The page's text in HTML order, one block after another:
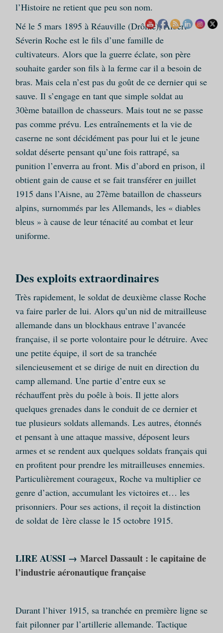
l’Histoire ne retient que peu son nom.
Né le 5 mars 1895 à Réauville (Drôme), Albert
Séverin Roche est le fils d’une famille de
cultivateurs. Alors que la guerre éclate, son père
souhaite garder son fils à la ferme car il a besoin de
bras. Mais cela n’est pas du goût de ce dernier qui se
sauve. Il s’engage en tant que simple soldat au
30ème bataillon de chasseurs. Mais tout ne se passe
pas comme prévu. Les entraînements et la vie de
caserne ne sont décidément pas pour lui et le jeune
soldat déserte pensant qu’une fois rattrapé, sa
punition l’enverra au front. Mis d’abord en prison, il
obtient gain de cause et se fait transférer en juillet
1915 dans l’Aisne, au 27ème bataillon de chasseurs
alpins, surnommés par les Allemands, les « diables
bleus » à cause de leur ténacité au combat et leur
uniforme.
Des exploits extraordinaires
Très rapidement, le soldat de deuxième classe Roche
va faire parler de lui. Alors qu’un nid de mitrailleuse
allemande dans un blockhaus entrave l’avancée
française, il se porte volontaire pour le détruire. Avec
une petite équipe, il sort de sa tranchée
silencieusement et se dirige de nuit en direction du
camp allemand. Une partie d’entre eux se
réchauffent près du poêle à bois. Il jette alors
quelques grenades dans le conduit de ce dernier et
tue plusieurs soldats allemands. Les autres, étonnés
et pensant à une attaque massive, déposent leurs
armes et se rendent aux quelques soldats français qui
en profitent pour prendre les mitrailleuses ennemies.
Particulièrement courageux, Roche va multiplier ce
genre d’action, accumulant les victoires et… les
prisonniers. Pour ses actions, il reçoit la distinction
de soldat de 1ère classe le 15 octobre 1915.
LIRE AUSSI → Marcel Dassault : le capitaine de
l’industrie aéronautique française
Durant l’hiver 1915, sa tranchée en première ligne se
fait pilonner par l’artillerie allemande. Tactique